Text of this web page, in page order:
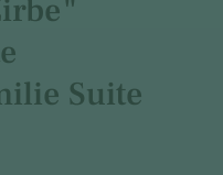
Suite